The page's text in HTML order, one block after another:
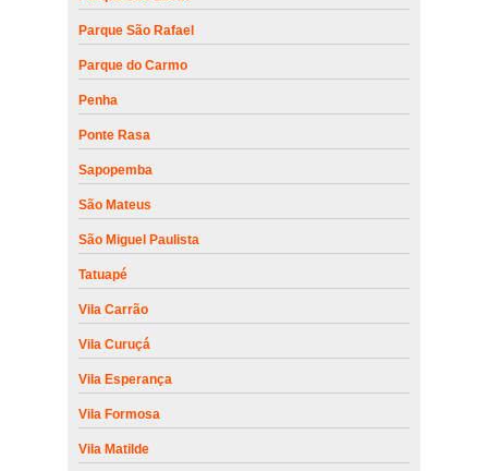
Parque São Rafael
Parque do Carmo
Penha
Ponte Rasa
Sapopemba
São Mateus
São Miguel Paulista
Tatuapé
Vila Carrão
Vila Curuçá
Vila Esperança
Vila Formosa
Vila Matilde